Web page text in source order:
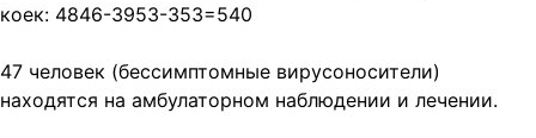
коек: 4846-3953-353=540
47 человек (бессимптомные вирусоносители)
находятся на амбулаторном наблюдении и лечении.